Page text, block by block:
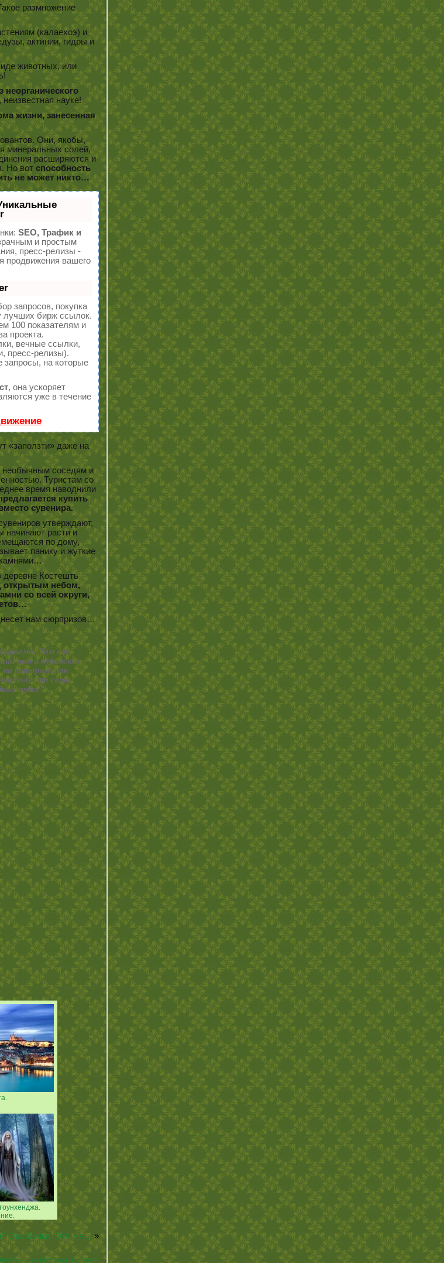
размножение
(калаехоэ) и
актинии, гидры и
животных, или
неорганического
науке!
жизни, занесенная
Они, якобы,
минеральных солей,
расширяются и
Но вот способность
не может никто…
SEO, Трафик и
и простым
пресс-релизы -
продвижения вашего
запросов, покупка
лучших бирж ссылок.
100 показателям и
проекта.
вечные ссылки,
пресс-релизы).
запросы, на которые
, она ускоряет
уже в течение
«заползти» даже на
соседям и
Туристам со
время наводнили
купить
сувенира.
утверждают,
начинают расти и
по дому,
панику и жуткие
деревне Костешть
открытым небом,
со всей округи,
нам сюрпризов…
Там вас
ром и кубинские
на котором так
получат свою
чудес!
Ошибочка! Это же… »
истории тровант